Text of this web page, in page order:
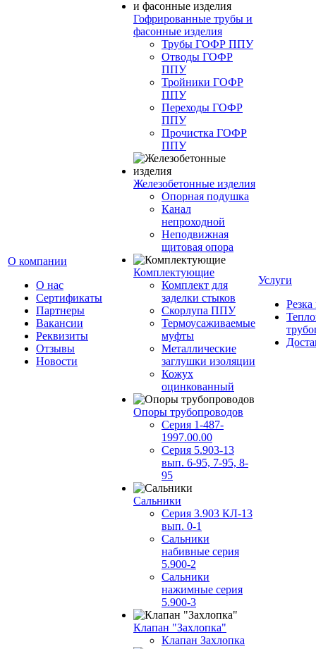
О компании
О нас
Сертификаты
Партнеры
Вакансии
Реквизиты
Отзывы
Новости
Гофрированные трубы и
фасонные изделия
Трубы ГОФР ППУ
Отводы ГОФР
ППУ
Тройники ГОФР
ППУ
Переходы ГОФР
ППУ
Прочистка ГОФР
ППУ
Железобетонные изделия
Опорная подушка
Канал
непроходной
Неподвижная
щитовая опора
Комплектующие
Комплект для
заделки стыков
Скорлупа ППУ
Термоусаживаемые
муфты
Металлические
заглушки изоляции
Кожух
оцинкованный
Опоры трубопроводов
Серия 1-487-
1997.00.00
Серия 5.903-13
вып. 6-95, 7-95, 8-
95
Сальники
Серия 3.903 КЛ-13
вып. 0-1
Сальники
набивные серия
5.900-2
Сальники
нажимные серия
5.900-3
Клапан "Захлопка"
Клапан Захлопка
Услуги
Резка